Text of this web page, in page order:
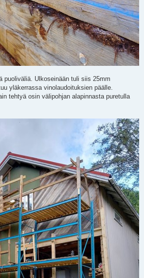
puoliväliä. Ulkoseinään tuli siis 25mm
yläkerrassa vinolaudoituksien päälle.
tehtyä osin välipohjan alapinnasta puretulla